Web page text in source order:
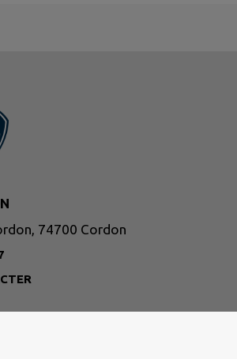
74700 Cordon